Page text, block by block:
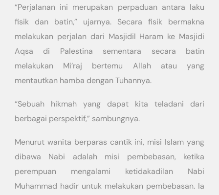
“Perjalanan ini merupakan perpaduan antara laku
fisik dan batin,” ujarnya. Secara fisik bermakna
melakukan perjalan dari Masjidil Haram ke Masjidi
Aqsa di Palestina sementara secara batin
melakukan Mi’raj bertemu Allah atau yang
mentautkan hamba dengan Tuhannya.
“Sebuah hikmah yang dapat kita teladani dari
berbagai perspektif,” sambungnya.
Menurut wanita berparas cantik ini, misi Islam yang
dibawa Nabi adalah misi pembebasan, ketika
perempuan mengalami ketidakadilan Nabi
Muhammad hadir untuk melakukan pembebasan. Ia